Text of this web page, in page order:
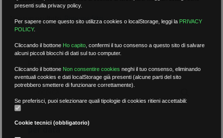
Nessun risultato.Rimuovi filtri
per data
presenti sulla privacy policy.
Per sapere come questo sito utilizza cookies o localStorage, leggi la PRIVACY
POLICY.
Cliccando il bottone Ho capito ,confermi il tuo consenso a questo sito di salvare
alcuni piccoli blocchi di dati sul tuo computer.
Cliccando il bottone Non consentire cookies neghi il tuo consenso, eliminando
eventuali cookies e dati localStorage già presenti (alcune parti del sito
potrebbero smettere di funzionare correttamente).
Se preferisci, puoi selezionare quali tipologie di cookies ritieni accettabili:
Cookie tecnici (obbligatorio)